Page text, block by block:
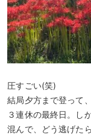
圧すごい(笑)
結局夕方まで登って
３連休の最終日。し
混んで、どう逃げた